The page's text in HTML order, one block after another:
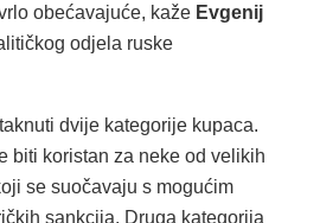
obećavajuće, kaže Evgenij
odjela ruske
dvije kategorije kupaca.
biti koristan za neke od velikih
se suočavaju s mogućim
sankcija. Druga kategorija